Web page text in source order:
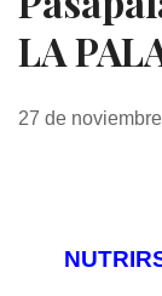
LA
27 de